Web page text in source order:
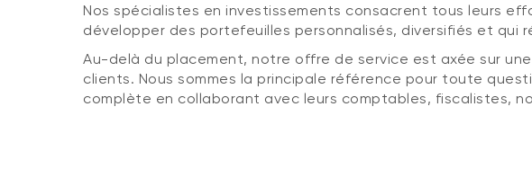
Nos spécialistes en investissements consacrent tous leurs
développer des portefeuilles personnalisés, diversifiés et qui
Au-delà du placement, notre offre de service est axée sur
clients. Nous sommes la principale référence pour toute
complète en collaborant avec leurs comptables, fiscalistes,